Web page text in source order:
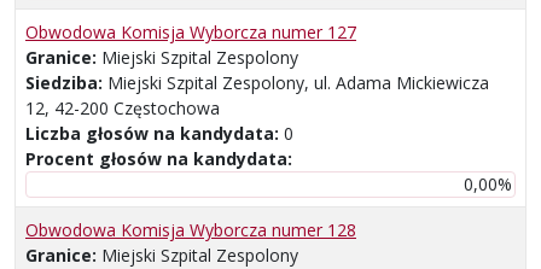
Obwodowa Komisja Wyborcza numer 127
Granice: Miejski Szpital Zespolony
Siedziba: Miejski Szpital Zespolony, ul. Adama Mickiewicza
12, 42-200 Częstochowa
Liczba głosów na kandydata: 0
Procent głosów na kandydata:
0,00%
Obwodowa Komisja Wyborcza numer 128
Granice: Miejski Szpital Zespolony